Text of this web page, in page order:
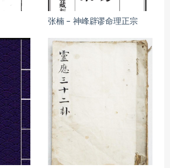
张楠 – 神峰辟谬命理正宗